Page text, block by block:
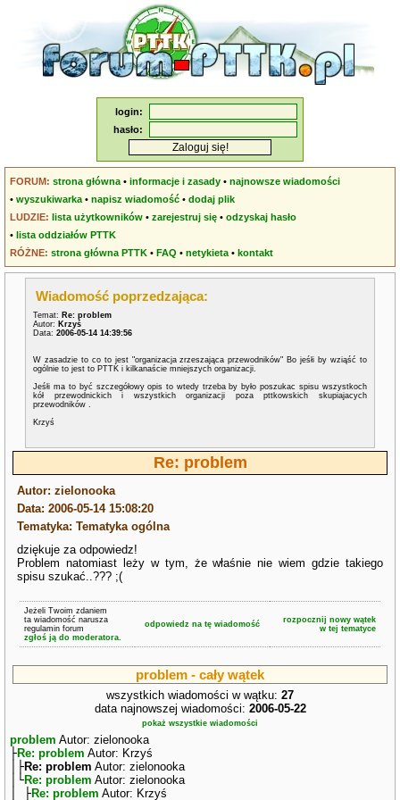
login:
hasło:
FORUM: strona główna •informacje i zasady •najnowsze wiadomości
•wyszukiwarka •napisz wiadomość •dodaj plik
LUDZIE: lista użytkowników •zarejestruj się •odzyskaj hasło
•lista oddziałów PTTK
RÓŻNE: strona główna PTTK •FAQ •netykieta •kontakt
Wiadomość poprzedzająca:
Temat: Re: problem
Autor: Krzyś
Data:2006-05-14 14:39:56
W zasadzie to co to jest "organizacja zrzeszająca przewodników" Bo jeśłi by wziąść to
ogólnie to jest to PTTK i kilkanaście mniejszych organizacji.
Jeśłi ma to być szczegółowy opis to wtedy trzeba by było poszukac spisu wszystkoch
kół przewodnickich i wszystkich organizacji poza pttkowskich skupiajacych
przewodników .
Krzyś
Re: problem
Autor: zielonooka
Data: 2006-05-14 15:08:20
Tematyka: Tematyka ogólna
dziękuje za odpowiedz!
Problem natomiast leży w tym, że właśnie nie wiem gdzie takiego
spisu szukać..??? ;(
Jeżeli Twoim zdaniem
ta wiadomość narusza
regulamin forum
zgłoś ją do moderatora.
odpowiedz na tę wiadomość
rozpocznij nowy wątek
w tej tematyce
problem - cały wątek
wszystkich wiadomości w wątku: 27
data najnowszej wiadomości: 2006-05-22
pokaż wszystkie wiadomości
problem Autor: zielonooka
├Re: problem Autor: Krzyś
│├Re: problem Autor: zielonooka
│└Re: problem Autor: zielonooka
│ ├Re: problem Autor: Krzyś